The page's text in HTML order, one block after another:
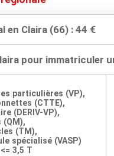
en Claira (66) : 44 €
pour immatriculer
particulières (VP),
(CTTE),
(DERIV-VP),
(QM),
(TM),
spécialisé (VASP)
3,5 T